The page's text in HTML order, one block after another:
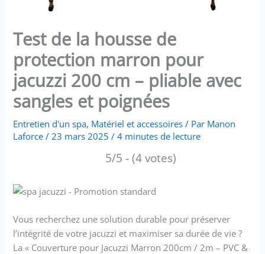
Test de la housse de
protection marron pour
jacuzzi 200 cm – pliable avec
sangles et poignées
Entretien d'un spa, Matériel et accessoires / Par Manon
Laforce/ 23 mars 2025/4 minutes de lecture
5/5 - (4 votes)
Vous recherchez une solution durable pour préserver
l’intégrité de votre jacuzzi et maximiser sa durée de vie ?
La « Couverture pour Jacuzzi Marron 200cm / 2m – PVC &